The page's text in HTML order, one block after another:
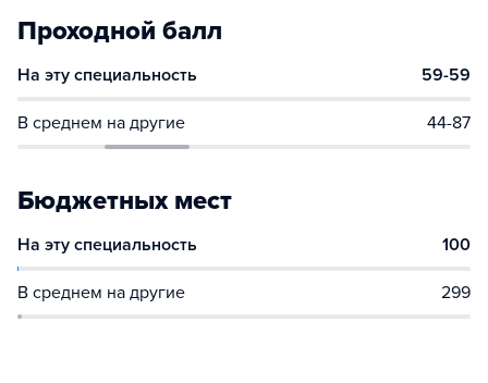
Проходной балл
На эту специальность 59-59
В среднем на другие 44-87
Бюджетных мест
На эту специальность 100
В среднем на другие 299